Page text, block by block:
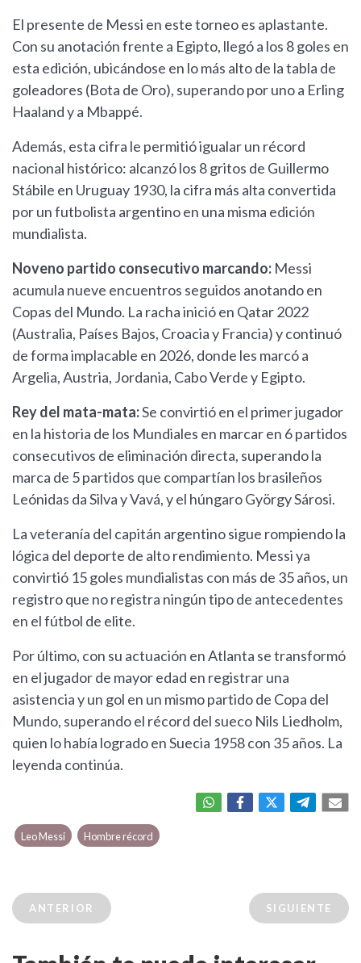
El presente de Messi en este torneo es aplastante.
Con su anotación frente a Egipto, llegó a los 8 goles en
esta edición, ubicándose en lo más alto de la tabla de
goleadores (Bota de Oro), superando por uno a Erling
Haaland y a Mbappé.
Además, esta cifra le permitió igualar un récord
nacional histórico: alcanzó los 8 gritos de Guillermo
Stábile en Uruguay 1930, la cifra más alta convertida
por un futbolista argentino en una misma edición
mundialista.
Noveno partido consecutivo marcando: Messi
acumula nueve encuentros seguidos anotando en
Copas del Mundo. La racha inició en Qatar 2022
(Australia, Países Bajos, Croacia y Francia) y continuó
de forma implacable en 2026, donde les marcó a
Argelia, Austria, Jordania, Cabo Verde y Egipto.
Rey del mata-mata:Se convirtió en el primer jugador
en la historia de los Mundiales en marcar en 6 partidos
consecutivos de eliminación directa, superando la
marca de 5 partidos que compartían los brasileños
Leónidas da Silva y Vavá, y el húngaro György Sárosi.
La veteranía del capitán argentino sigue rompiendo la
lógica del deporte de alto rendimiento. Messi ya
convirtió 15 goles mundialistas con más de 35 años, un
registro que no registra ningún tipo de antecedentes
en el fútbol de elite.
Por último, con su actuación en Atlanta se transformó
en el jugador de mayor edad en registrar una
asistencia y un gol en un mismo partido de Copa del
Mundo, superando el récord del sueco Nils Liedholm,
quien lo había logrado en Suecia 1958 con 35 años. La
leyenda continúa.
Leo Messi Hombre récord
ANTERIOR SIGUIENTE